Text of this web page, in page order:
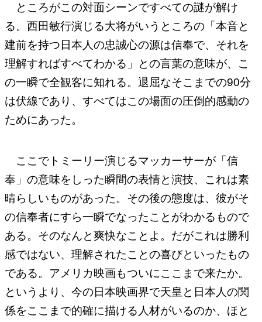
ところがこの対面シーンですべての謎が解け
る。西田敏行演じる大将がいうところの「本音と
建前を持つ日本人の忠誠心の源は信奉で、それを
理解すればすべてわかる」との言葉の意味が、こ
の一瞬で全観客に知れる。退屈なそこまでの90分
は伏線であり、すべてはこの場面の圧倒的感動の
ためにあった。
ここでトミーリー演じるマッカーサーが「信
奉」の意味をしった瞬間の表情と演技、これは素
晴らしいものがあった。その後の態度は、彼がそ
の信奉者にすら一瞬でなったことがわかるもので
ある。そのなんと爽快なことよ。だがこれは勝利
感ではない、理解されたことの喜びといったもの
である。アメリカ映画もついにここまで来たか。
というより、今の日本映画界で天皇と日本人の関
係をここまで的確に描ける人材がいるのか、ほと